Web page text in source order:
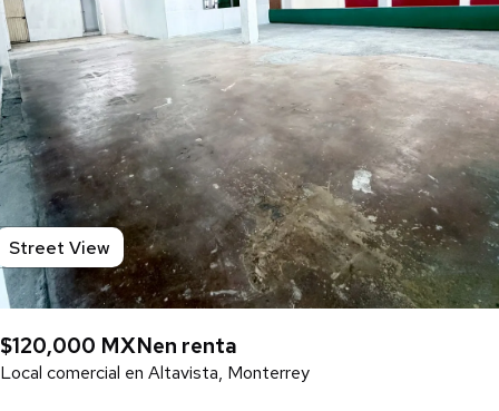
Street View
$120,000 MXNen renta
Local comercial en Altavista, Monterrey